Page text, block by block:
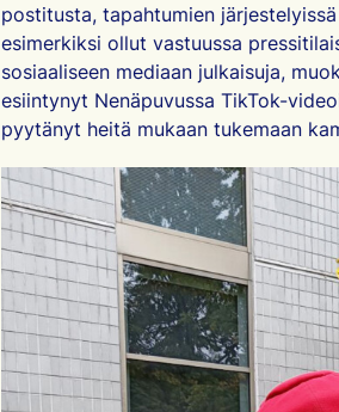
postitusta, tapahtumien
esimerkiksi ollut vastuussa
sosiaaliseen mediaan julkaisuja,
esiintynyt Nenäpuvussa TikTok-
pyytänyt heitä mukaan tukemaan